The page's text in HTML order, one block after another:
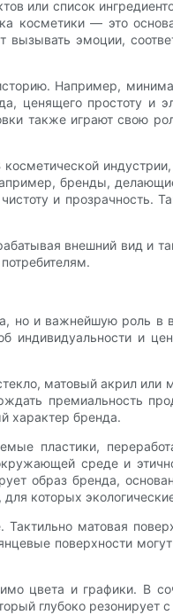
или список
— это
эмоции,
Например,
ценящего простоту и
также играют свою
бренды,
и прозрачность.
внешний вид и
но и важнейшую роль
и
матовый акрил или
премиальность
характер бренда.
пластики,
среде и
образ бренда,
которых
матовая
поверхности
цвета и графики. В
глубоко резонирует